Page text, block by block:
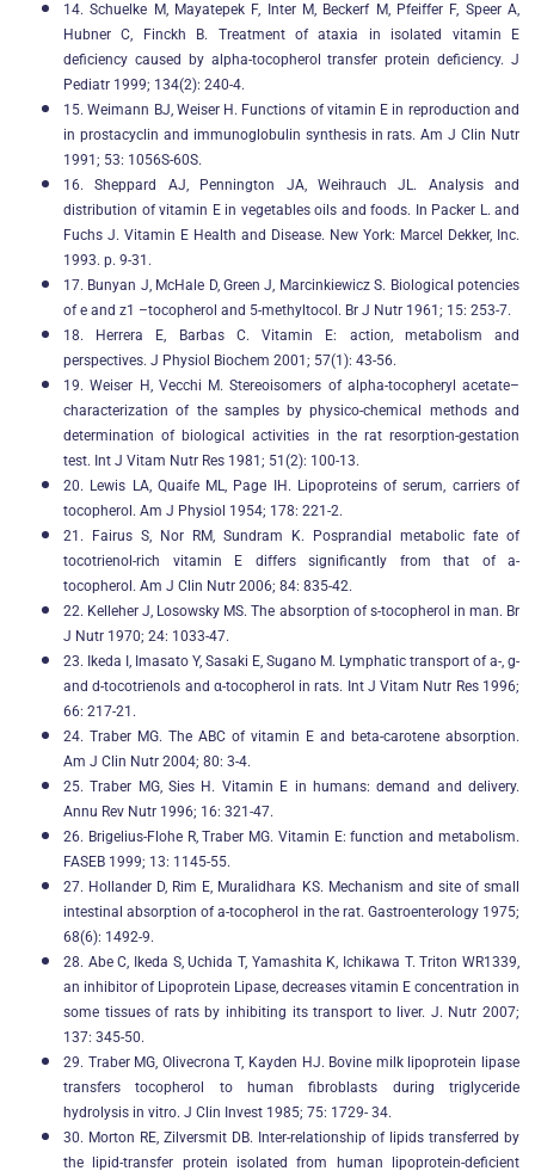
14. Schuelke M, Mayatepek F, Inter M, Beckerf M, Pfeiffer F, Speer A,
Hubner C, Finckh B. Treatment of ataxia in isolated vitamin E
deficiency caused by alpha-tocopherol transfer protein deficiency. J
Pediatr 1999; 134(2): 240-4.
15. Weimann BJ, Weiser H. Functions of vitamin E in reproduction and
in prostacyclin and immunoglobulin synthesis in rats. Am J Clin Nutr
1991; 53: 1056S-60S.
16. Sheppard AJ, Pennington JA, Weihrauch JL. Analysis and
distribution of vitamin E in vegetables oils and foods. In Packer L. and
Fuchs J. Vitamin E Health and Disease. New York: Marcel Dekker, Inc.
1993. p. 9-31.
17. Bunyan J, McHale D, Green J, Marcinkiewicz S. Biological potencies
of e and z1 –tocopherol and 5-methyltocol. Br J Nutr 1961; 15: 253-7.
18. Herrera E, Barbas C. Vitamin E: action, metabolism and
perspectives. J Physiol Biochem 2001; 57(1): 43-56.
19. Weiser H, Vecchi M. Stereoisomers of alpha-tocopheryl acetate–
characterization of the samples by physico-chemical methods and
determination of biological activities in the rat resorption-gestation
test. Int J Vitam Nutr Res 1981; 51(2): 100-13.
20. Lewis LA, Quaife ML, Page IH. Lipoproteins of serum, carriers of
tocopherol. Am J Physiol 1954; 178: 221-2.
21. Fairus S, Nor RM, Sundram K. Posprandial metabolic fate of
tocotrienol-rich vitamin E differs significantly from that of a-
tocopherol. Am J Clin Nutr 2006; 84: 835-42.
22. Kelleher J, Losowsky MS. The absorption of s-tocopherol in man. Br
J Nutr 1970; 24: 1033-47.
23. Ikeda I, Imasato Y, Sasaki E, Sugano M. Lymphatic transport of a-, g-
and d-tocotrienols and α-tocopherol in rats. Int J Vitam Nutr Res 1996;
66: 217-21.
24. Traber MG. The ABC of vitamin E and beta-carotene absorption.
Am J Clin Nutr 2004; 80: 3-4.
25. Traber MG, Sies H. Vitamin E in humans: demand and delivery.
Annu Rev Nutr 1996; 16: 321-47.
26. Brigelius-Flohe R, Traber MG. Vitamin E: function and metabolism.
FASEB 1999; 13: 1145-55.
27. Hollander D, Rim E, Muralidhara KS. Mechanism and site of small
intestinal absorption of a-tocopherol in the rat. Gastroenterology 1975;
68(6): 1492-9.
28. Abe C, Ikeda S, Uchida T, Yamashita K, Ichikawa T. Triton WR1339,
an inhibitor of Lipoprotein Lipase, decreases vitamin E concentration in
some tissues of rats by inhibiting its transport to liver. J. Nutr 2007;
137: 345-50.
29. Traber MG, Olivecrona T, Kayden HJ. Bovine milk lipoprotein lipase
transfers tocopherol to human fibroblasts during triglyceride
hydrolysis in vitro. J Clin Invest 1985; 75: 1729- 34.
30. Morton RE, Zilversmit DB. Inter-relationship of lipids transferred by
the lipid-transfer protein isolated from human lipoprotein-deficient